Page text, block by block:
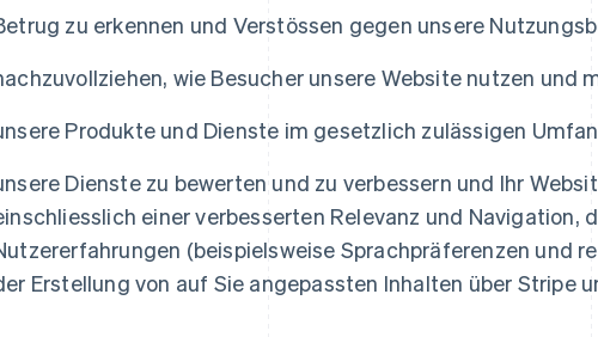
zu erkennen und Verstössen gegen unsere
wie Besucher unsere Website nutzen und
Produkte und Dienste im gesetzlich zulässigen
Dienste zu bewerten und zu verbessern und Ihr
einer verbesserten Relevanz und Navigation,
(beispielsweise Sprachpräferenzen und
Erstellung von auf Sie angepassten Inhalten über Stripe